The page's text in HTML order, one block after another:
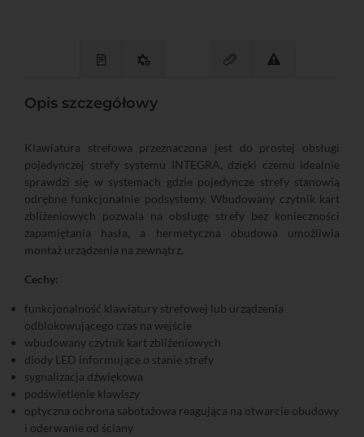
Opis szczegółowy
Klawiatura strefowa przeznaczona jest do prostej obsługi
pojedynczej strefy systemu INTEGRA, dzięki czemu idealnie
sprawdzi się w systemach gdzie pojedyncze strefy stanowią
odrębne funkcjonalnie podsystemy. Wbudowany czytnik kart
zbliżeniowych pozwala na obsługę strefy bez konieczności
zapamiętania hasła, a hermetyczna obudowa umożliwia
montaż urządzenia na zewnątrz.
Cechy:
funkcjonalność klawiatury strefowej lub urządzenia
odblokowującego czas na wejście
wbudowany czytnik kart zbliżeniowych
diody LED informujące o stanie strefy
sygnalizacja dźwiękowa
podświetlenie klawiszy
optyczna ochrona sabotażowa reagująca na otwarcie obudowy
i oderwanie od ściany